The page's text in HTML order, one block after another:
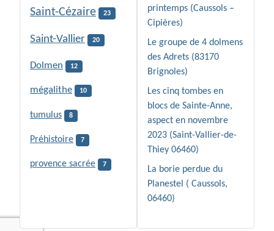
Saint-Cézaire 23
Saint-Vallier 20
Dolmen 12
mégalithe 10
tumulus 8
Préhistoire 7
provence sacrée 7
printemps (Caussols –
Cipières)
Le groupe de 4 dolmens
des Adrets (83170
Brignoles)
Les cinq tombes en
blocs de Sainte-Anne,
aspect en novembre
2023 (Saint-Vallier-de-
Thiey 06460)
La borie perdue du
Planestel ( Caussols,
06460)